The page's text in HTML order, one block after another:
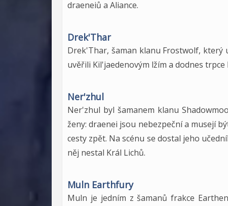
draeneiů a Aliance.
Drek'Thar
Drek'Thar, šaman klanu Frostwolf, který
uvěřili Kil'jaedenovým lžím a dodnes
Ner'zhul
Ner'zhul byl šamanem klanu
ženy: draenei jsou nebezpeční a musejí
cesty zpět. Na scénu se dostal jeho
něj nestal Král Lichů.
Muln Earthfury
Muln je jedním z šamanů frakce